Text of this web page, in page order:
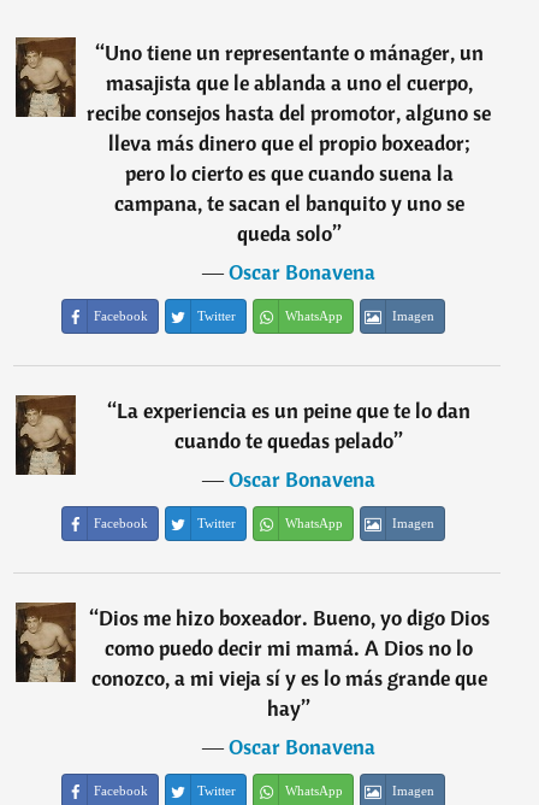
“Uno tiene un representante o mánager, un
masajista que le ablanda a uno el cuerpo,
recibe consejos hasta del promotor, alguno se
lleva más dinero que el propio boxeador;
pero lo cierto es que cuando suena la
campana, te sacan el banquito y uno se
queda solo”
―Oscar Bonavena
Facebook Twitter WhatsApp Imagen
“La experiencia es un peine que te lo dan
cuando te quedas pelado”
―Oscar Bonavena
Facebook Twitter WhatsApp Imagen
“Dios me hizo boxeador. Bueno, yo digo Dios
como puedo decir mi mamá. A Dios no lo
conozco, a mi vieja sí y es lo más grande que
hay”
―Oscar Bonavena
Facebook Twitter WhatsApp Imagen